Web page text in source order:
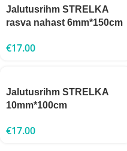
Jalutusrihm STRELKA
rasva nahast 6mm*150cm
€17.00
Jalutusrihm STRELKA
10mm*100cm
€17.00